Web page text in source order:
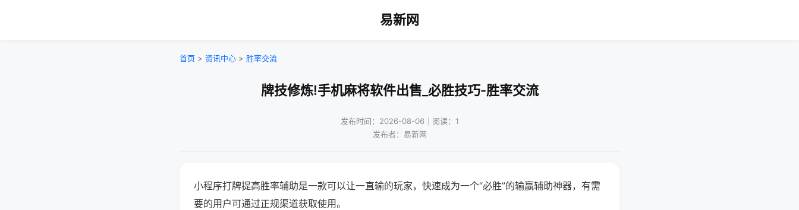
易新网
首页 > 资讯中心 > 胜率交流
牌技修炼!手机麻将软件出售_必胜技巧-胜率交流
发布时间：2026-08-06｜阅读：1
发布者：易新网
小程序打牌提高胜率辅助是一款可以让一直输的玩家，快速成为一个“必胜”的输赢辅助神器，有需
要的用户可通过正规渠道获取使用。